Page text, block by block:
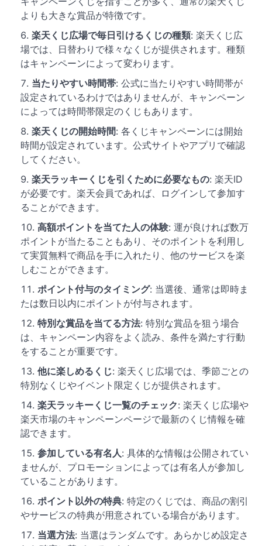
よりも大きな賞品が特徴です。
楽天くじ広場で毎日引けるくじの種類: 楽天くじ広
場では、日替わりで様々なくじが提供されます。種類
はキャンペーンによって変わります。
当たりやすい時間帯: 公式に当たりやすい時間帯が
設定されているわけではありませんが、キャンペーン
によっては時間帯限定のくじもあります。
楽天くじの開始時間: 各くじキャンペーンには開始
時間が設定されています。公式サイトやアプリで確認
してください。
楽天ラッキーくじを引くために必要なもの: 楽天ID
が必要です。楽天会員であれば、ログインして参加す
ることができます。
高額ポイントを当てた人の体験: 運が良ければ数万
ポイントが当たることもあり、そのポイントを利用し
て実質無料で商品を手に入れたり、他のサービスを楽
しむことができます。
ポイント付与のタイミング: 当選後、通常は即時ま
たは数日以内にポイントが付与されます。
特別な賞品を当てる方法: 特別な賞品を狙う場合
は、キャンペーン内容をよく読み、条件を満たす行動
をすることが重要です。
他に楽しめるくじ: 楽天くじ広場では、季節ごとの
特別なくじやイベント限定くじが提供されます。
楽天ラッキーくじ一覧のチェック: 楽天くじ広場や
楽天市場のキャンペーンページで最新のくじ情報を確
認できます。
参加している有名人: 具体的な情報は公開されてい
ませんが、プロモーションによっては有名人が参加し
ていることがあります。
ポイント以外の特典: 特定のくじでは、商品の割引
やサービスの特典が用意されている場合があります。
当選方法: 当選はランダムです。あらかじめ設定さ